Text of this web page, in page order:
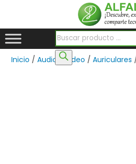
Búsqueda de productos
Inicio /Audio y Video /Auriculares